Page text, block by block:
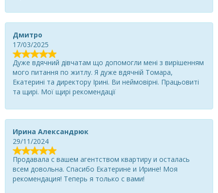
Дмитро
17/03/2025
Дуже вдячний дівчатам що допомогли мені з вирішенням
мого питання по житлу. Я дуже вдячній Томара,
Екатерині та директору Ірині. Ви неймовірні. Працьовиті
та щирі. Мої щирі рекомендації
Ирина Александрюк
29/11/2024
Продавала с вашем агентством квартиру и осталась
всем довольна. Спасибо Екатерине и Ирине! Моя
рекомендация! Теперь я только с вами!